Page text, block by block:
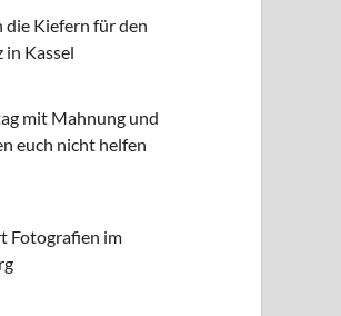
Kiefern für den
Kassel
mit Mahnung und
euch nicht helfen
Fotografien im